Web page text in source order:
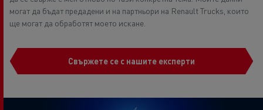
могат да бъдат предадени и на партньори на Renault Trucks, които
ще могат да обработят моето искане.
Свържете се с нашите експерти